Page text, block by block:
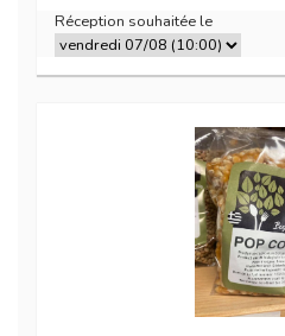
Réception souhaitée le